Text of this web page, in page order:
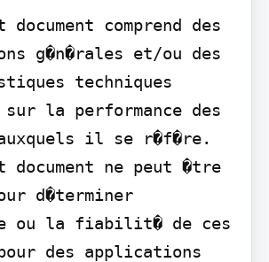
document comprend des
g�n�rales et/ou des
techniques
sur la performance des
il se r�f�re.
document ne peut �tre
d�terminer
ou la fiabilit� de ces
des applications